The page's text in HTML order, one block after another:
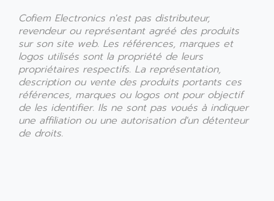
Cofiem Electronics n'est pas distributeur,
revendeur ou représentant agréé des produits
sur son site web. Les références, marques et
logos utilisés sont la propriété de leurs
propriétaires respectifs. La représentation,
description ou vente des produits portants ces
références, marques ou logos ont pour objectif
de les identifier. Ils ne sont pas voués à indiquer
une affiliation ou une autorisation d'un détenteur
de droits.